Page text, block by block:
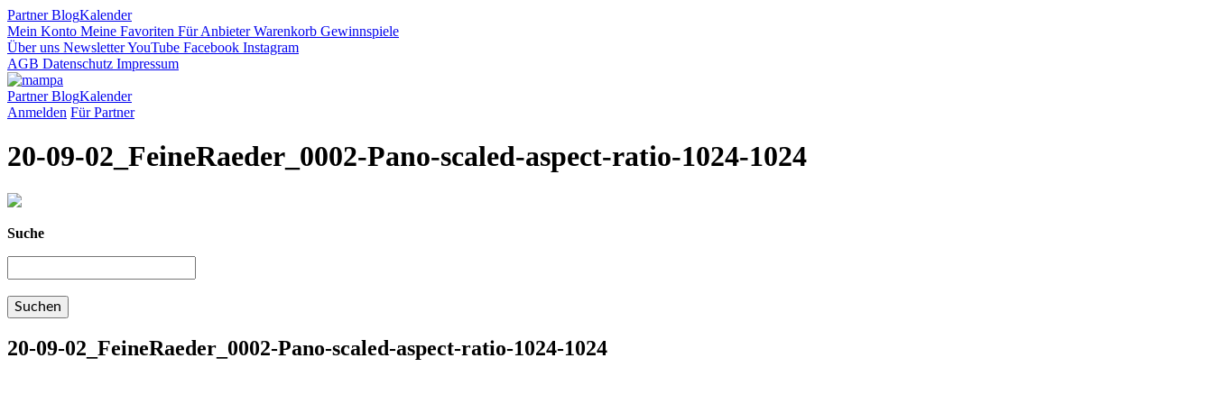
PartnerBlogKalender
Mein Konto Meine Favoriten Für AnbieterWarenkorb Gewinnspiele
Über uns NewsletterYouTube Facebook Instagram
AGB Datenschutz Impressum
PartnerBlogKalender
Anmelden Für Partner
20-09-02_FeineRaeder_0002-Pano-scaled-aspect-ratio-1024-1024
Suche
20-09-02_FeineRaeder_0002-Pano-scaled-aspect-ratio-1024-1024